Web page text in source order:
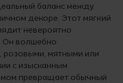
баланс между
декоре. Этот мягкий
невероятно
Он волшебно
розовыми, мятными или
с изысканным
превращает обычный